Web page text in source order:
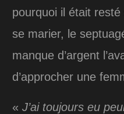
pourquoi il était
se marier, le
manque d’argent
d’approcher une
« J’ai toujours eu